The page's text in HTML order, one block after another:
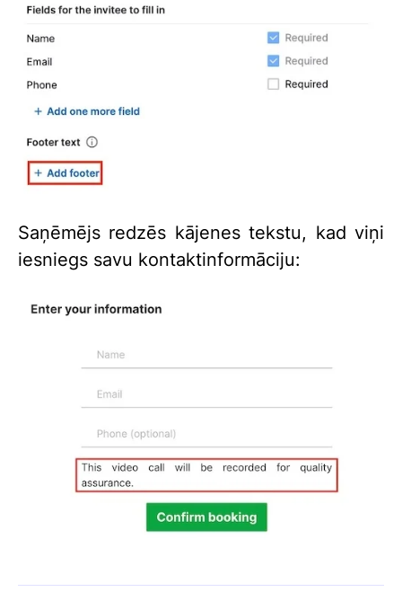
Saņēmējs redzēs kājenes tekstu, kad viņi
iesniegs savu kontaktinformāciju: